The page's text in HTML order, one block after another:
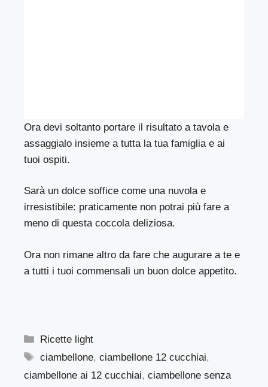
Ora devi soltanto portare il risultato a tavola e
assaggialo insieme a tutta la tua famiglia e ai
tuoi ospiti.
Sarà un dolce soffice come una nuvola e
irresistibile: praticamente non potrai più fare a
meno di questa coccola deliziosa.
Ora non rimane altro da fare che augurare a te e
a tutti i tuoi commensali un buon dolce appetito.
Categorie
Ricette light
Tag
ciambellone,ciambellone 12 cucchiai,
ciambellone ai 12 cucchiai, ciambellone senza